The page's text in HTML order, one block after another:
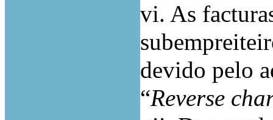
vi. As
devido pelo
“Reverse